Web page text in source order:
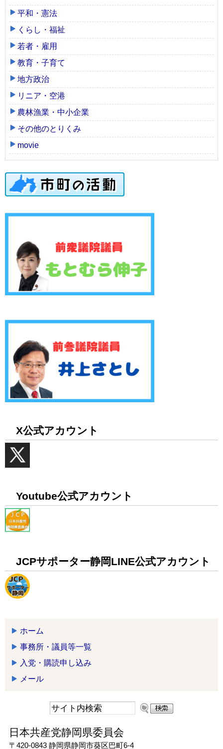
平和・憲法
くらし・福祉
若者・雇用
教育・子育て
地方政治
リニア・空港
農林漁業・中小企業
その他のとりくみ
movie
X公式アカウント
Youtube公式アカウント
JCPサポーター静岡LINE公式アカウント
ホーム
事務所・議員等一覧
入党・購読申し込み
メール
日本共産党静岡県委員会
〒420-0843 静岡県静岡市葵区巴町6-4